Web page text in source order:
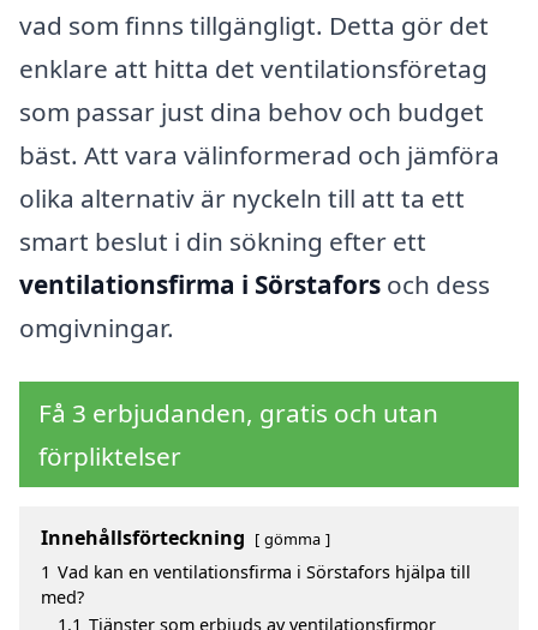
vad som finns tillgängligt. Detta gör det
enklare att hitta det ventilationsföretag
som passar just dina behov och budget
bäst. Att vara välinformerad och jämföra
olika alternativ är nyckeln till att ta ett
smart beslut i din sökning efter ett
ventilationsfirma i Sörstafors och dess
omgivningar.
Få 3 erbjudanden, gratis och utan
förpliktelser
Innehållsförteckning gömma
1 Vad kan en ventilationsfirma i Sörstafors hjälpa till
med?
1.1 Tjänster som erbjuds av ventilationsfirmor